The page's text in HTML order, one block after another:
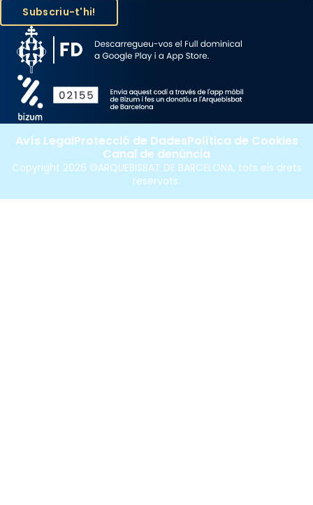
Copyright 2026 ©ARQUEBISBAT DE BARCELONA, tots els drets
reservats.
Avís LegalProtecció de DadesPolítica de Cookies
Canal de denúncia